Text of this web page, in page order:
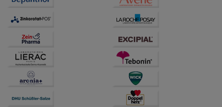
Statistik & Tracking:
Hierüber lassen sich
Informationen über die Art und Weise der Nutzung
unserer Website sammeln, mit deren Hilfe wir unsere
Website weiter für Sie optimieren können, den Inhalt
auf unserer Website aber auch die Werbung auf
Drittseiten möglichst relevant für Sie zu gestalten.
Bitte beachten Sie, dass Daten hierfür teilweise an
Dritte wie z.B. Google oder soziale Medien
übertragen werden.